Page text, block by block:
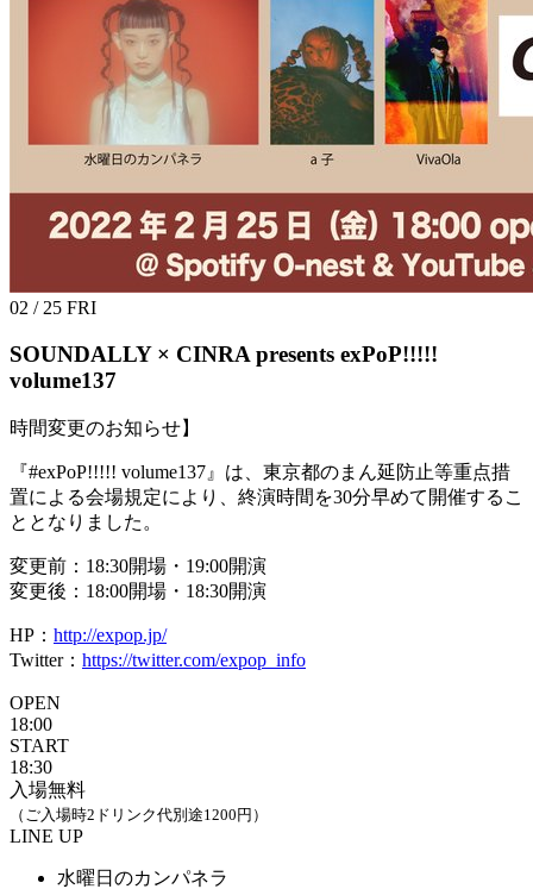
02 / 25 FRI
SOUNDALLY × CINRA presents exPoP!!!!!
volume137
時間変更のお知らせ】
『#exPoP!!!!! volume137』は、東京都のまん延防止等重点措
置による会場規定により、終演時間を30分早めて開催するこ
ととなりました。
変更前：18:30開場・19:00開演
変更後：18:00開場・18:30開演
HP： http://expop.jp/
Twitter： https://twitter.com/expop_info
OPEN
18:00
START
18:30
入場無料
（ご入場時2ドリンク代別途1200円）
LINE UP
水曜日のカンパネラ